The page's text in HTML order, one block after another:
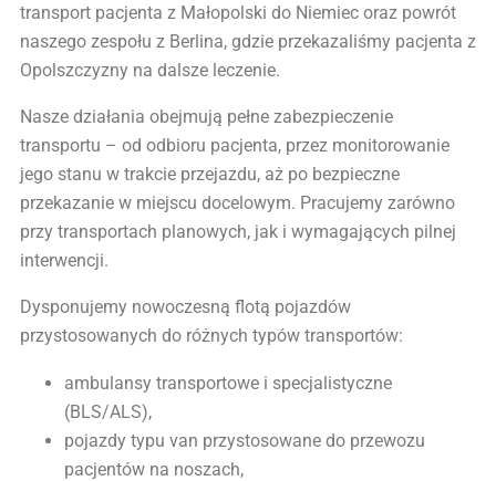
transport pacjenta z Małopolski do Niemiec oraz powrót
naszego zespołu z Berlina, gdzie przekazaliśmy pacjenta z
Opolszczyzny na dalsze leczenie.
Nasze działania obejmują pełne zabezpieczenie
transportu – od odbioru pacjenta, przez monitorowanie
jego stanu w trakcie przejazdu, aż po bezpieczne
przekazanie w miejscu docelowym. Pracujemy zarówno
przy transportach planowych, jak i wymagających pilnej
interwencji.
Dysponujemy nowoczesną flotą pojazdów
przystosowanych do różnych typów transportów:
ambulansy transportowe i specjalistyczne
(BLS/ALS),
pojazdy typu van przystosowane do przewozu
pacjentów na noszach,